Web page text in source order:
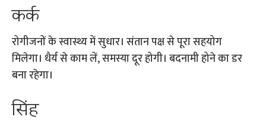
कर्क
रोगीजनों के स्वास्थ्य में सुधार। संतान पक्ष से पूरा सहयोग
मिलेगा। धैर्य से काम लें, समस्या दूर होगी। बदनामी होने का डर
बना रहेगा।
सिंह